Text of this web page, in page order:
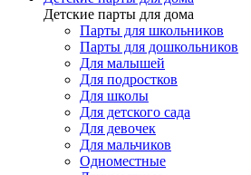
Детские парты для дома
Парты для школьников
Парты для дошкольников
Для малышей
Для подростков
Для школы
Для детского сада
Для девочек
Для мальчиков
Одноместные